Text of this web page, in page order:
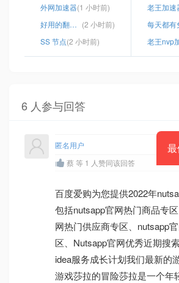
外网加速器(1 小时前)
好用的翻外网软件 (2 小时前)
SS 节点(2 小时前)
老王加速
6 人参与回答
匿名用户
蔡 等 1 人赞同该回答
百度爱购为您提供2022年
包括nutsapp官网热门商品专
网热门供应商专区、nutsapp
区、Nutsapp官网优秀近期搜
idea服务成长计划我们最新的
游戏莎拉的冒险莎拉是一个年